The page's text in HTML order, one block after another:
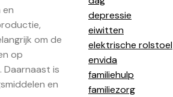
en
om de
op
Daarnaast is
en
depressie
eiwitten
elektrische rolstoel
envida
familiehulp
familiezorg